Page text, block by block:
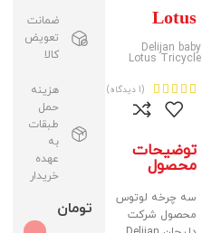
Lotus
Delijan baby
Lotus Tricycle




 (1 دیدگاه)
توضیحات
محصول
سه چرخه لوتوس
محصول شرکت
ضمانت
تعویض
کالا
هزینه
حمل
طبقات
به
عهده
خریدار
تومان